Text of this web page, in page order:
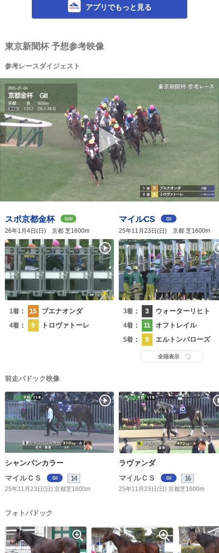
アプリでもっと見る
東京新聞杯 予想参考映像
参考レースダイジェスト
スポ京都金杯 GIII
26年1月4日(日) 京都 芝1600m
1着： 15 ブエナオンダ
4着： 9 トロヴァトーレ
マイルCS GI
25年11月23日(日) 京都 芝1600m
3着： 3 ウォーターリヒト
4着： 11 オフトレイル
5着： 9 エルトンバローズ
全頭表示
前走パドック映像
シャンパンカラー
マイルＣＳ
GI 14
25年11月23日(日) 京都芝1600m
ラヴァンダ
マイルＣＳ
GI 16
25年11月23日(日) 京都芝1600m
フォトパドック